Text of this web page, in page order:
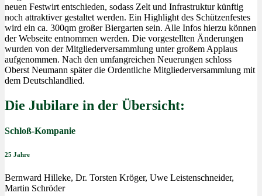
neuen Festwirt entschieden, sodass Zelt und Infrastruktur künftig
noch attraktiver gestaltet werden. Ein Highlight des Schützenfestes
wird ein ca. 300qm großer Biergarten sein. Alle Infos hierzu können
der Webseite entnommen werden. Die vorgestellten Änderungen
wurden von der Mitgliederversammlung unter großem Applaus
aufgenommen. Nach den umfangreichen Neuerungen schloss
Oberst Neumann später die Ordentliche Mitgliederversammlung mit
dem Deutschlandlied.
Die Jubilare in der Übersicht:
Schloß-Kompanie
25 Jahre
Bernward Hilleke, Dr. Torsten Kröger, Uwe Leistenschneider,
Martin Schröder